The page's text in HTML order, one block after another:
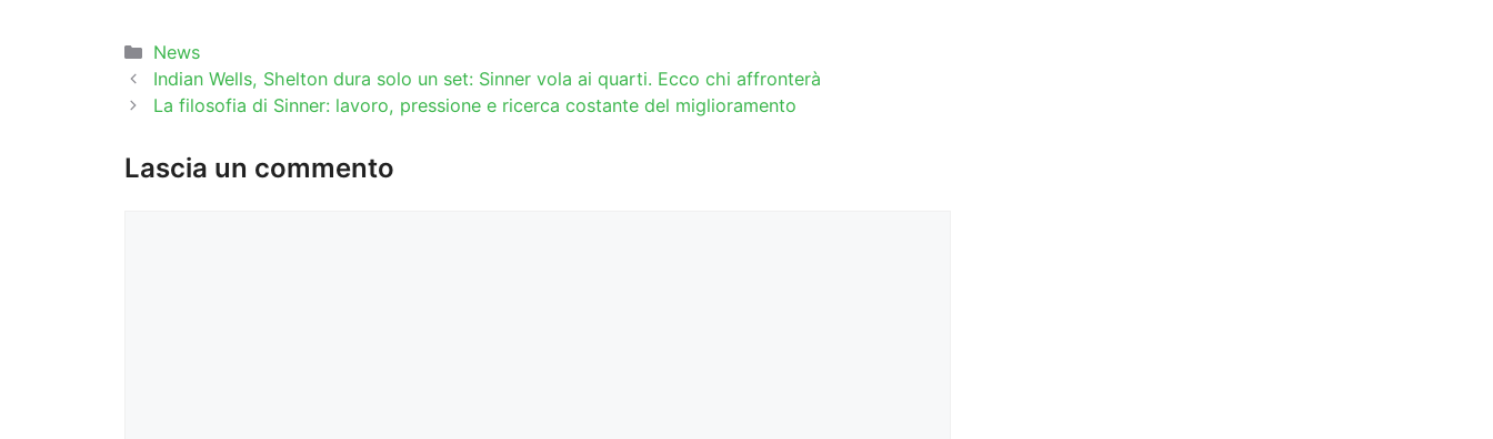
Categorie
News
Indian Wells, Shelton dura solo un set: Sinner vola ai quarti. Ecco chi affronterà
La filosofia di Sinner: lavoro, pressione e ricerca costante del miglioramento
Lascia un commento